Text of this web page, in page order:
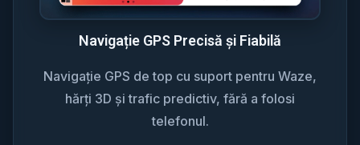
Navigație GPS Precisă și Fiabilă
Navigație GPS de top cu suport pentru Waze,
hărți 3D și trafic predictiv, fără a folosi
telefonul.